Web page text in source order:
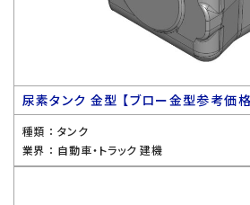
尿素タンク 金型 【ブロー金型参考価格
種類 ： タンク
業界 ： 自動車・トラック 建機